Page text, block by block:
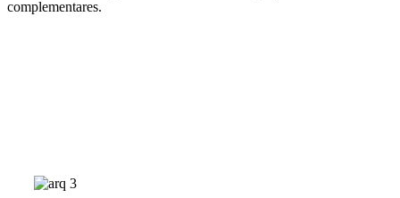
complementares.